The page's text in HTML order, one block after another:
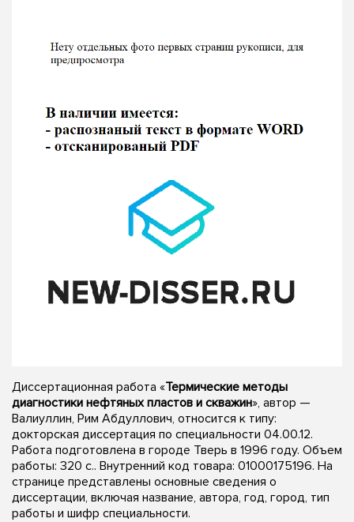
Диссертационная работа «Термические методы
диагностики нефтяных пластов и скважин», автор —
Валиуллин, Рим Абдуллович, относится к типу:
докторская диссертация по специальности 04.00.12.
Работа подготовлена в городе Тверь в 1996 году. Объем
работы: 320 с.. Внутренний код товара: 01000175196. На
странице представлены основные сведения о
диссертации, включая название, автора, год, город, тип
работы и шифр специальности.